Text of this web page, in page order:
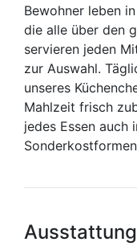
Bewohner leben
die alle über den
servieren jeden
zur Auswahl.
unseres
Mahlzeit frisch
jedes Essen